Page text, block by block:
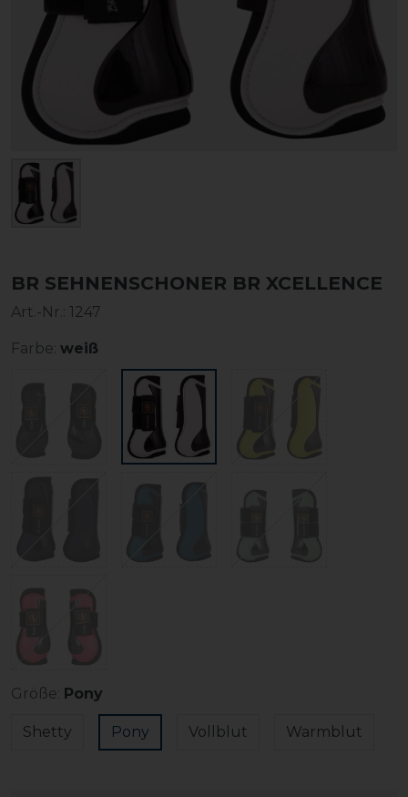
BR SEHNENSCHONER BR XCELLENCE
Art.-Nr.: 1247
Farbe: weiß
Größe: Pony
Shetty Pony Vollblut Warmblut